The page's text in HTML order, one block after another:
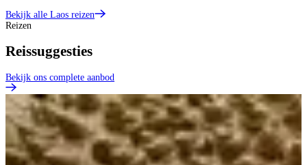
Bekijk alle Laos reizen
Reizen
Reissuggesties
Bekijk ons complete aanbod